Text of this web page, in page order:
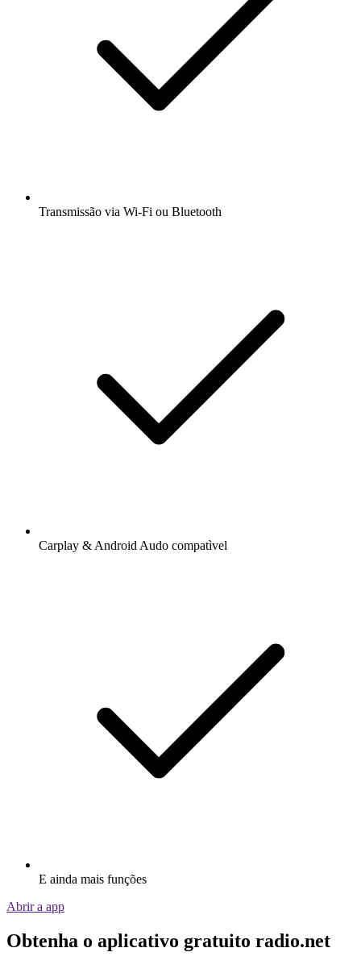
Transmissão via Wi-Fi ou Bluetooth
Carplay & Android Audo compatìvel
E ainda mais funções
Abrir a app
Obtenha o aplicativo gratuito radio.net